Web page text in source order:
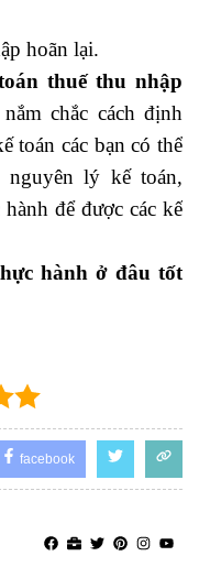
hoãn lại.
thuế thu nhập
chắc cách định
toán các bạn có thể
nguyên lý kế toán,
để được các kế
hành ở đâu tốt
facebook